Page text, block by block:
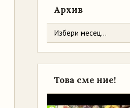
Архив
Това сме ние!